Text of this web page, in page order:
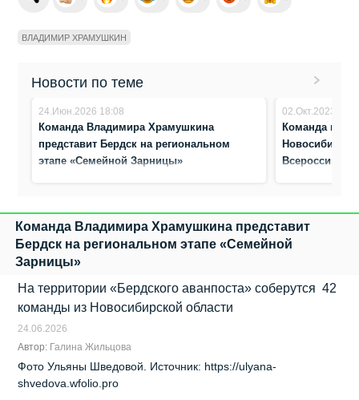
ВЛАДИМИР ХРАМУШКИН
Новости по теме
24.Июн.2026 18:08
Команда Владимира Храмушкина
представит Бердск на региональном
этапе «Семейной Зарницы»
02.Окт.2023
Команда из
Команда Владимира Храмушкина представит
Бердск на региональном этапе «Семейной
Зарницы»
На территории «Бердского аванпоста» соберутся 42
команды из Новосибирской области
24.06.2026
Автор: Галина Жильцова
Фото Ульяны Шведовой. Источник: https://ulyana-
shvedova.wfolio.pro